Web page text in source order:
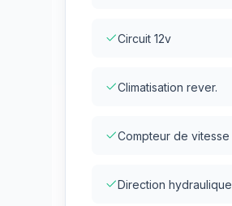
Circuit 12v
Climatisation rever.
Compteur de vitesse
Direction hydraulique